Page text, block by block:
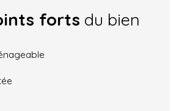
forts du bien